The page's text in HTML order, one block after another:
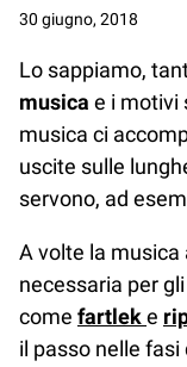
30 giugno, 2018
Lo sappiamo,
musica e i motivi
musica ci
uscite sulle
servono, ad
A volte la musica
necessaria per
come fartleke
il passo nelle